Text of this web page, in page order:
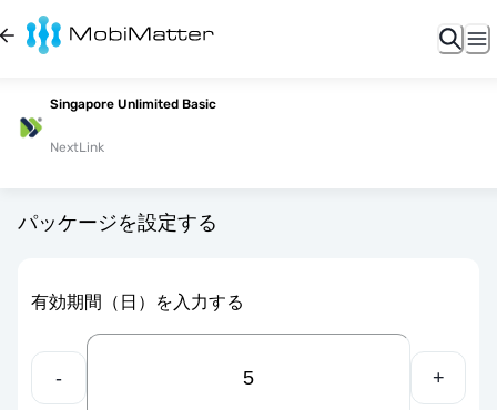
Singapore Unlimited Basic
NextLink
パッケージを設定する
有効期間（日）を入力する
- +